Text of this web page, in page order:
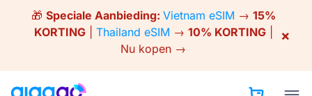
🎁 Speciale Aanbieding: Vietnam eSIM → 15%
KORTING| Thailand eSIM → 10% KORTING|
Nu kopen →
×